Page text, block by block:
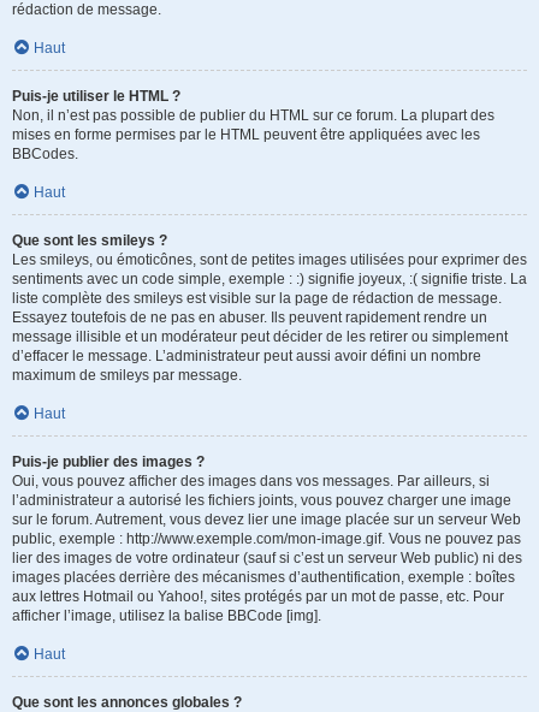
rédaction de message.
Haut
Puis-je utiliser le HTML ?
Non, il n’est pas possible de publier du HTML sur ce forum. La plupart des
mises en forme permises par le HTML peuvent être appliquées avec les
BBCodes.
Haut
Que sont les smileys ?
Les smileys, ou émoticônes, sont de petites images utilisées pour exprimer des
sentiments avec un code simple, exemple : :) signifie joyeux, :( signifie triste. La
liste complète des smileys est visible sur la page de rédaction de message.
Essayez toutefois de ne pas en abuser. Ils peuvent rapidement rendre un
message illisible et un modérateur peut décider de les retirer ou simplement
d’effacer le message. L’administrateur peut aussi avoir défini un nombre
maximum de smileys par message.
Haut
Puis-je publier des images ?
Oui, vous pouvez afficher des images dans vos messages. Par ailleurs, si
l’administrateur a autorisé les fichiers joints, vous pouvez charger une image
sur le forum. Autrement, vous devez lier une image placée sur un serveur Web
public, exemple : http://www.exemple.com/mon-image.gif. Vous ne pouvez pas
lier des images de votre ordinateur (sauf si c’est un serveur Web public) ni des
images placées derrière des mécanismes d’authentification, exemple : boîtes
aux lettres Hotmail ou Yahoo!, sites protégés par un mot de passe, etc. Pour
afficher l’image, utilisez la balise BBCode [img].
Haut
Que sont les annonces globales ?